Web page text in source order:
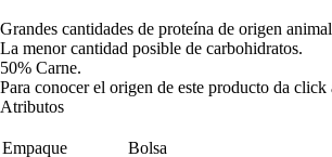
Grandes cantidades de proteína de origen
La menor cantidad posible de carbohidratos.
50% Carne.
Para conocer el origen de este producto da click
Atributos
Empaque Bolsa